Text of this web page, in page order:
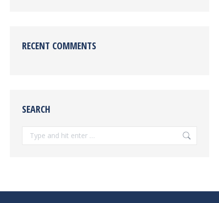
RECENT COMMENTS
SEARCH